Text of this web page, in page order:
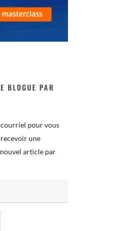
BLOGUE PAR
courriel pour vous
une
article par